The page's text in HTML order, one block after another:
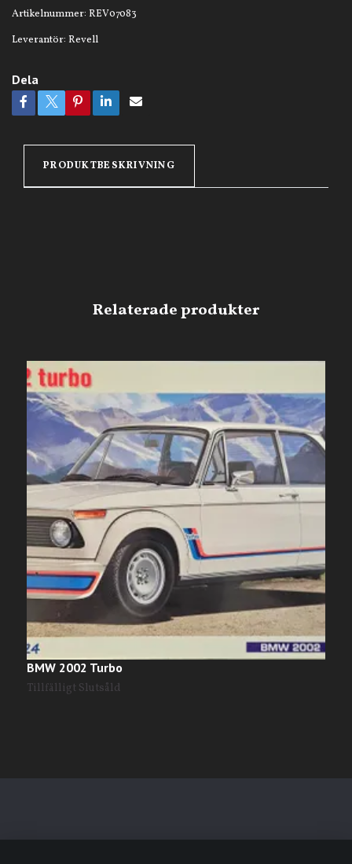
Artikelnummer: REV07083
Leverantör: Revell
Dela
PRODUKTBESKRIVNING
BMW 2002 Turbo
Tillfälligt Slutsåld